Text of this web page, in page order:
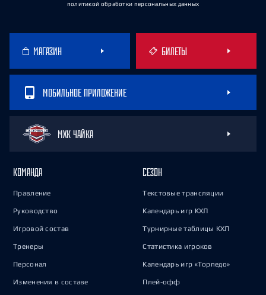
политикой обработки персональных данных
МАГАЗИН БИЛЕТЫ
МОБИЛЬНОЕ ПРИЛОЖЕНИЕ
МХК ЧАЙКА
КОМАНДА
Правление
Руководство
Игровой состав
Тренеры
Персонал
Изменения в составе
СЕЗОН
Текстовые трансляции
Календарь игр КХЛ
Турнирные таблицы КХЛ
Статистика игроков
Календарь игр «Торпедо»
Плей-офф